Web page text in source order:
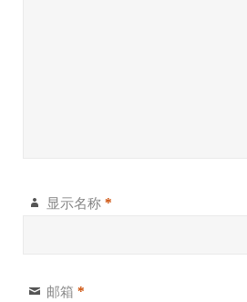
显示名称 *
邮箱 *